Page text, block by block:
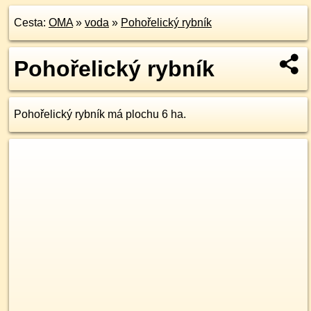
Cesta: OMA» voda » Pohořelický rybník
Pohořelický rybník
Pohořelický rybník má plochu 6 ha.